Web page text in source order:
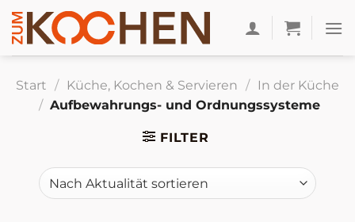
Zum
Inhalt
springen
Start / Küche, Kochen & Servieren /
In der Küche
/ Aufbewahrungs- und Ordnungssysteme
FILTER